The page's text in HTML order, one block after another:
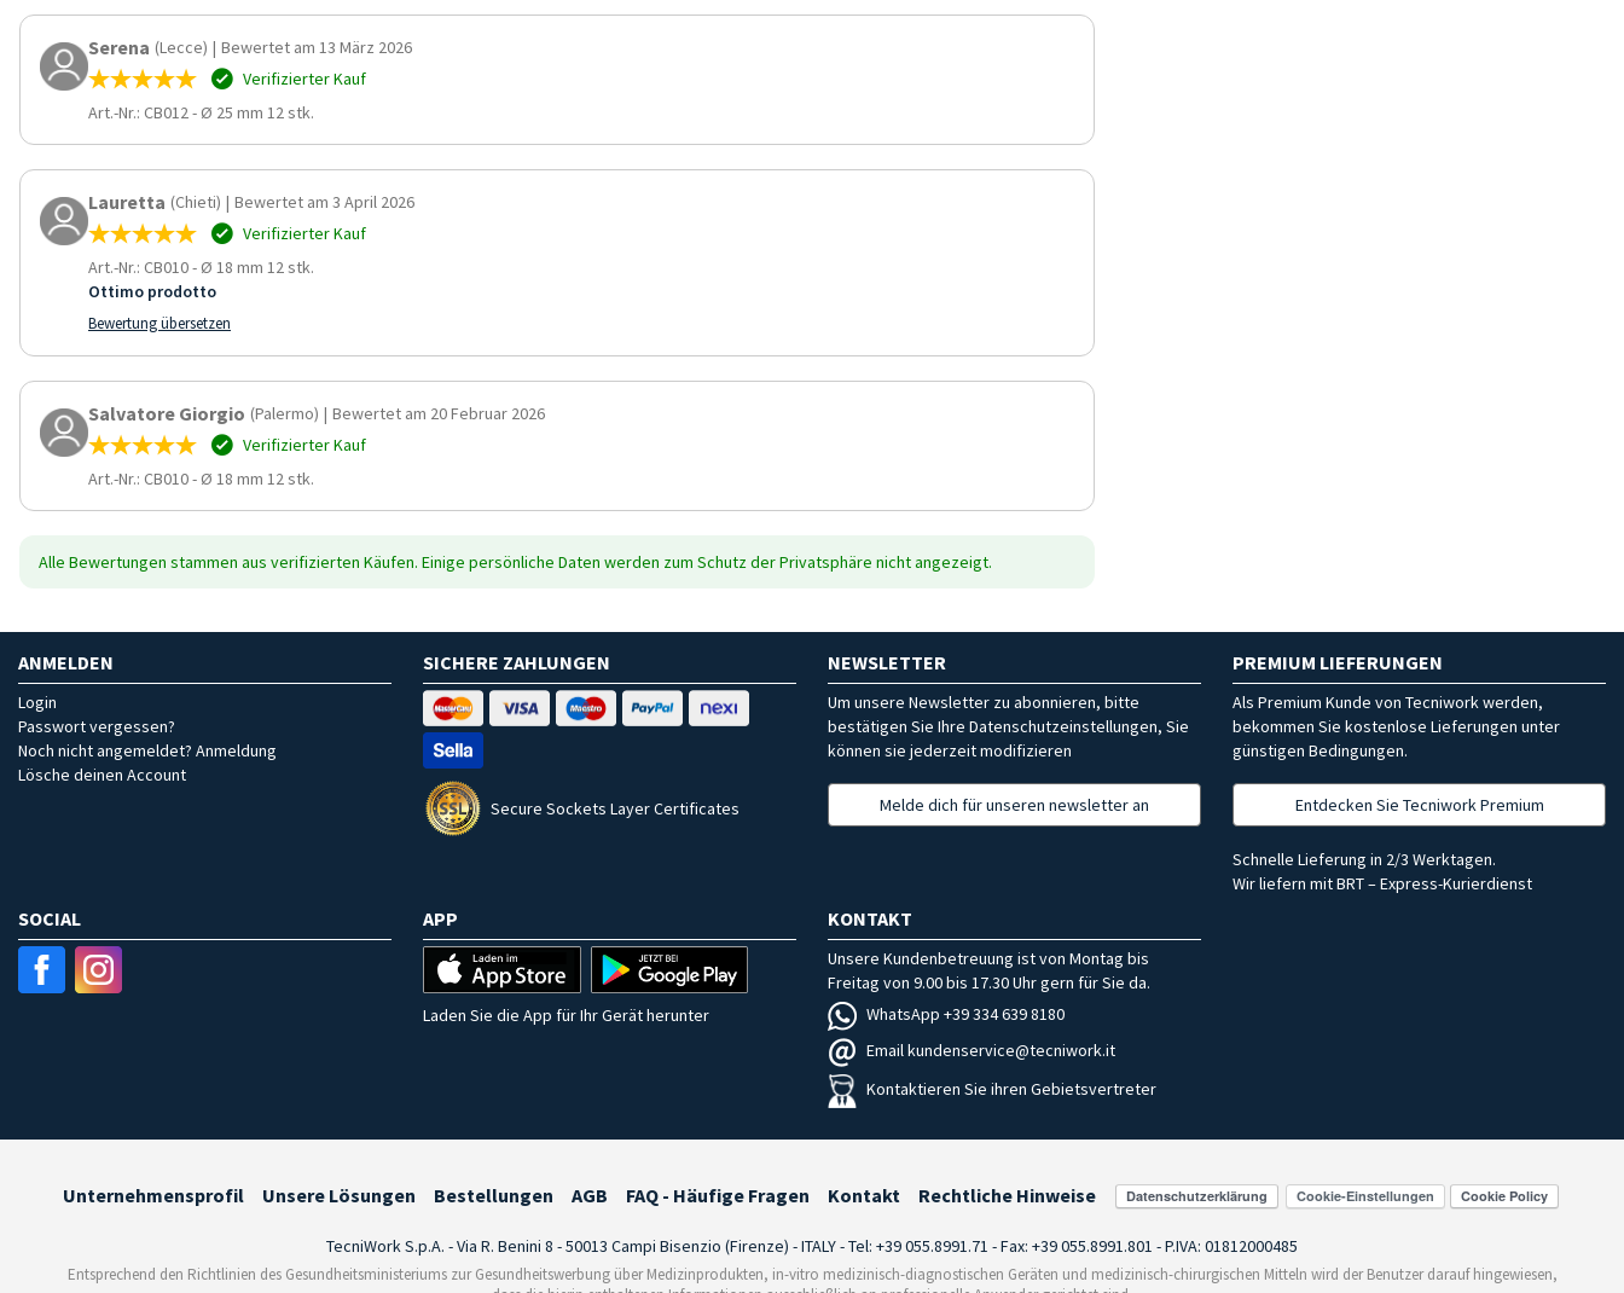
Serena (Lecce) | Bewertet am 13 März 2026
Verifizierter Kauf
Art.-Nr.: CB012- Ø 25 mm 12 stk.
Lauretta (Chieti) | Bewertet am 3 April 2026
Verifizierter Kauf
Art.-Nr.: CB010- Ø 18 mm 12 stk.
Ottimo prodotto
Bewertung übersetzen
Salvatore Giorgio (Palermo) | Bewertet am 20 Februar 2026
Verifizierter Kauf
Art.-Nr.: CB010- Ø 18 mm 12 stk.
Alle Bewertungen stammen aus verifizierten Käufen. Einige persönliche Daten werden zum Schutz der Privatsphäre nicht angezeigt.
ANMELDEN
Login
Passwort vergessen?
Noch nicht angemeldet? Anmeldung
Lösche deinen Account
SICHERE ZAHLUNGEN
Secure Sockets Layer Certificates
NEWSLETTER
Um unsere Newsletter zu abonnieren, bitte
bestätigen Sie Ihre Datenschutzeinstellungen, Sie
können sie jederzeit modifizieren
Melde dich für unseren newsletter an
PREMIUM LIEFERUNGEN
Als Premium Kunde von Tecniwork werden,
bekommen Sie kostenlose Lieferungen unter
günstigen Bedingungen.
Entdecken Sie Tecniwork Premium
Schnelle Lieferung in 2/3 Werktagen.
Wir liefern mit BRT – Express-Kurierdienst
SOCIAL APP
Laden Sie die App für Ihr Gerät herunter
KONTAKT
Unsere Kundenbetreuung ist von Montag bis
Freitag von 9.00 bis 17.30 Uhr gern für Sie da.
WhatsApp +39 334 639 8180
Email kundenservice@tecniwork.it
Kontaktieren Sie ihren Gebietsvertreter
Unternehmensprofil Unsere Lösungen Bestellungen AGB FAQ - Häufige Fragen Kontakt Rechtliche Hinweise Cookie-Einstellungen
TecniWork S.p.A. - Via R. Benini 8 - 50013 Campi Bisenzio (Firenze) - ITALY - Tel: +39 055.8991.71 - Fax: +39 055.8991.801 - P.IVA: 01812000485
Entsprechend den Richtlinien des Gesundheitsministeriums zur Gesundheitswerbung über Medizinprodukten, in-vitro medizinisch-diagnostischen Geräten und medizinisch-chirurgischen Mitteln wird der Benutzer darauf hingewiesen,